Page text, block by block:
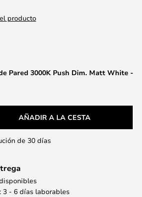
Pared 3000K Push Dim. Matt White -
producto
AÑADIR A LA CESTA
de 30 días
3 - 6 días laborables